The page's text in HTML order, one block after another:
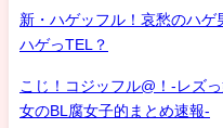
新・ハゲッフル！哀愁のハゲ
ハゲっTEL？
こじ！コジッフル@！-レズ
女のBL腐女子的まとめ速報-